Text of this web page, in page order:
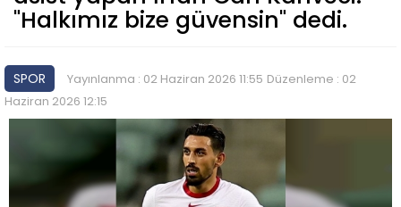
"Halkımız bize güvensin" dedi.
SPOR Yayınlanma : 02 Haziran 2026 11:55 Düzenleme : 02
Haziran 2026 12:15